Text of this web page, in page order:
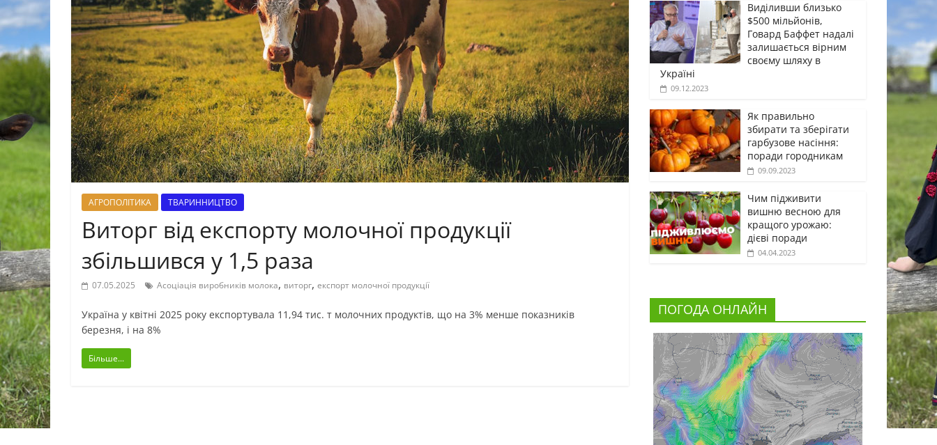
АГРОПОЛІТИКА ТВАРИННИЦТВО
Виторг від експорту молочної продукції
збільшився у 1,5 раза
07.05.2025 Асоціація виробників молока, виторг, експорт молочної продукції
Україна у квітні 2025 року експортувала 11,94 тис. т молочних продуктів, що на 3% менше показників
березня, і на 8%
Більше...
Виділивши близько
$500 мільйонів,
Говард Баффет надалі
залишається вірним
своєму шляху в
Україні
09.12.2023
Як правильно
збирати та зберігати
гарбузове насіння:
поради городникам
09.09.2023
Чим підживити
вишню весною для
кращого урожаю:
дієві поради
04.04.2023
ПОГОДА ОНЛАЙН